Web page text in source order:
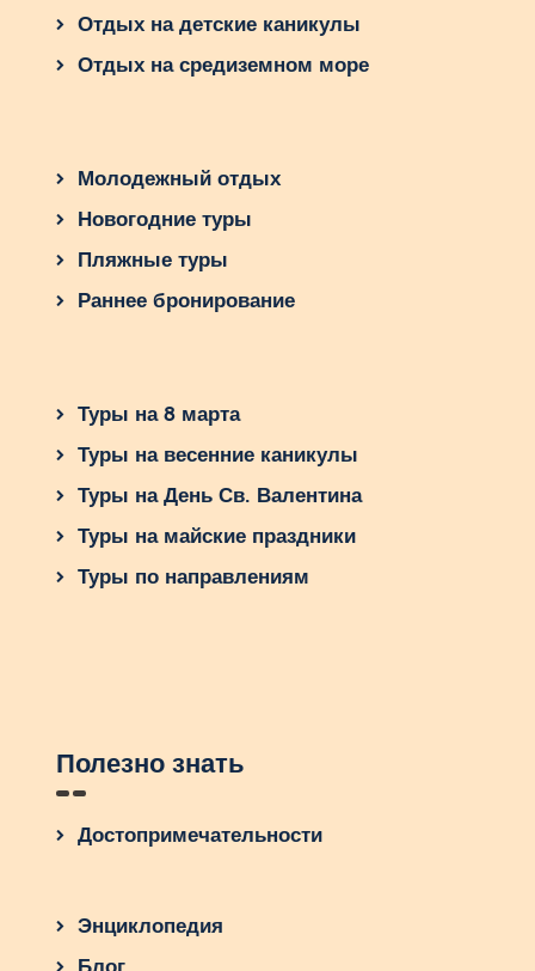
Отдых на детские каникулы
Отдых на средиземном море
Молодежный отдых
Новогодние туры
Пляжные туры
Раннее бронирование
Туры на 8 марта
Туры на весенние каникулы
Туры на День Св. Валентина
Туры на майские праздники
Туры по направлениям
Полезно знать
Достопримечательности
Энциклопедия